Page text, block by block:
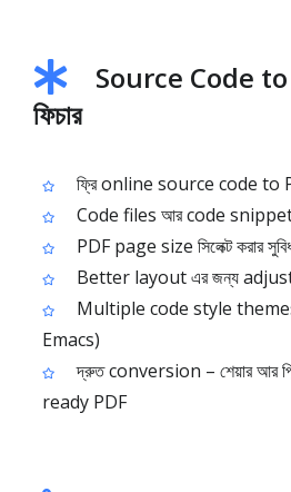
Source Code to
ফিচার
ফ্রি online source code to
Code files আর code snippets
PDF page size সিলেক্ট করার
Better layout এর জন্য
Multiple code style
Emacs)
দ্রুত conversion – শেয়ার আর
ready PDF